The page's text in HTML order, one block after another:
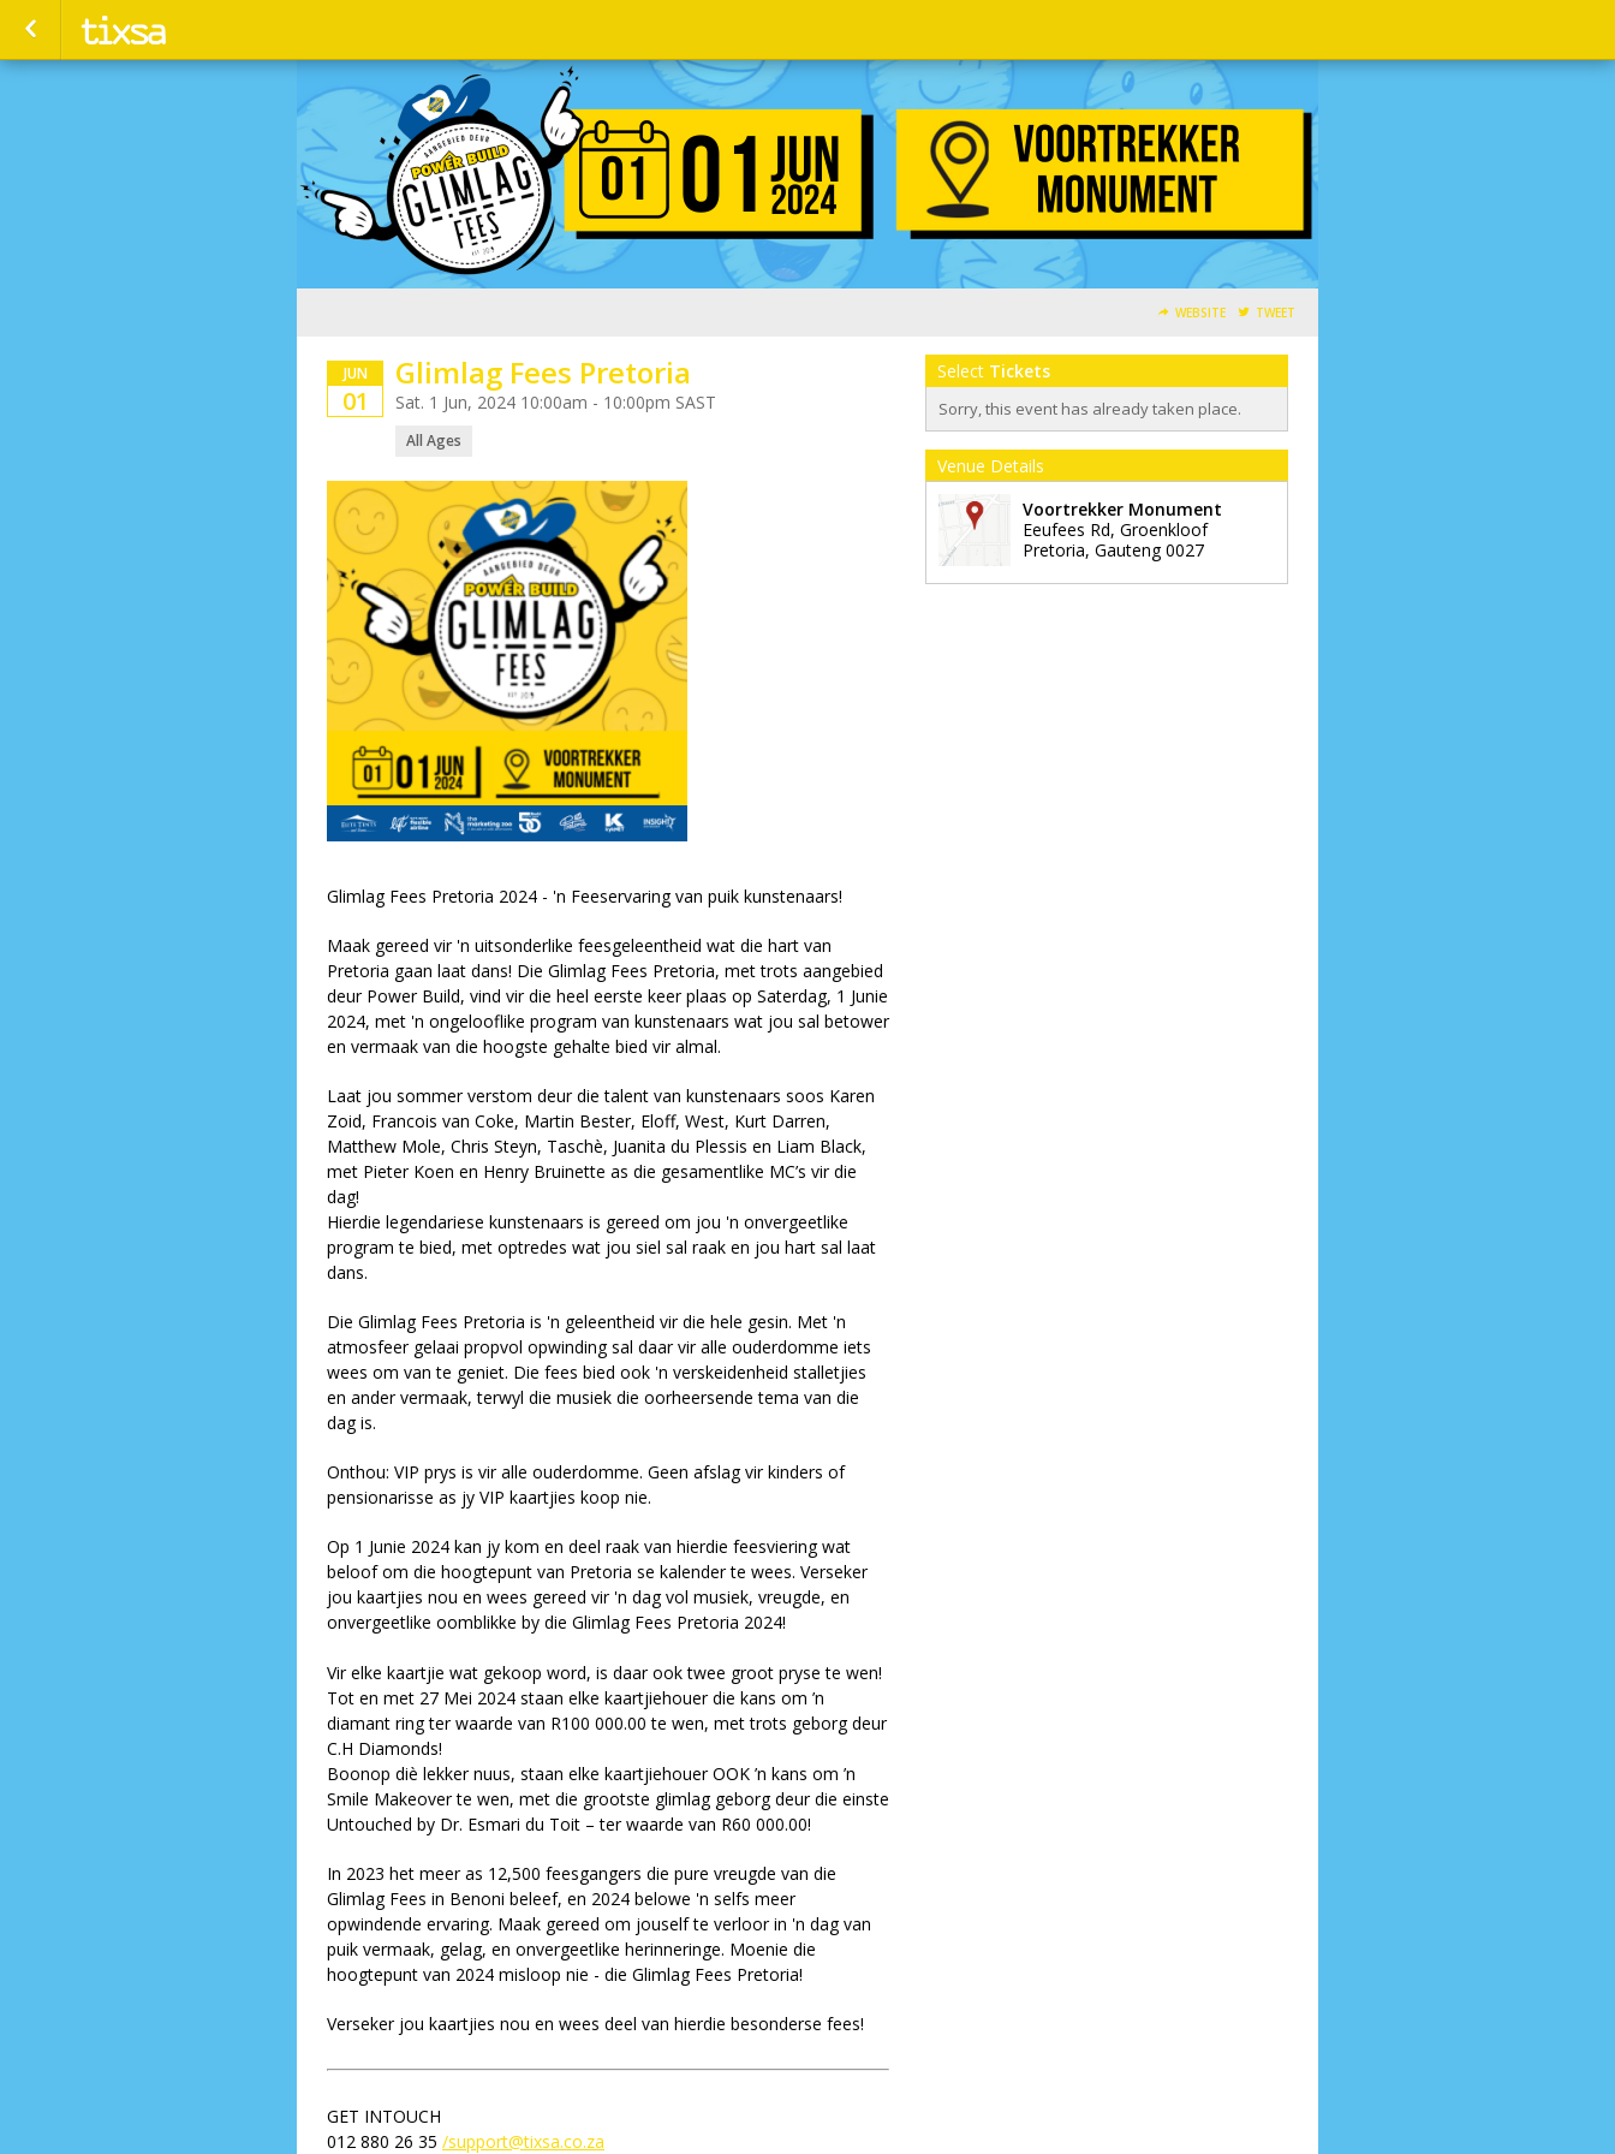
WEBSITE TWEET
JUN
01
Glimlag Fees Pretoria
Sat. 1 Jun, 2024 10:00am - 10:00pm SAST
All Ages
Glimlag Fees Pretoria 2024 - 'n Feeservaring van puik kunstenaars!
Maak gereed vir 'n uitsonderlike feesgeleentheid wat die hart van
Pretoria gaan laat dans! Die Glimlag Fees Pretoria, met trots aangebied
deur Power Build, vind vir die heel eerste keer plaas op Saterdag, 1 Junie
2024, met 'n ongelooflike program van kunstenaars wat jou sal betower
en vermaak van die hoogste gehalte bied vir almal.
Laat jou sommer verstom deur die talent van kunstenaars soos Karen
Zoid, Francois van Coke, Martin Bester, Eloff, West, Kurt Darren,
Matthew Mole, Chris Steyn, Taschè, Juanita du Plessis en Liam Black,
met Pieter Koen en Henry Bruinette as die gesamentlike MC’s vir die
dag!
Hierdie legendariese kunstenaars is gereed om jou 'n onvergeetlike
program te bied, met optredes wat jou siel sal raak en jou hart sal laat
dans.
Die Glimlag Fees Pretoria is 'n geleentheid vir die hele gesin. Met 'n
atmosfeer gelaai propvol opwinding sal daar vir alle ouderdomme iets
wees om van te geniet. Die fees bied ook 'n verskeidenheid stalletjies
en ander vermaak, terwyl die musiek die oorheersende tema van die
dag is.
Onthou: VIP prys is vir alle ouderdomme. Geen afslag vir kinders of
pensionarisse as jy VIP kaartjies koop nie.
Op 1 Junie 2024 kan jy kom en deel raak van hierdie feesviering wat
beloof om die hoogtepunt van Pretoria se kalender te wees. Verseker
jou kaartjies nou en wees gereed vir 'n dag vol musiek, vreugde, en
onvergeetlike oomblikke by die Glimlag Fees Pretoria 2024!
Vir elke kaartjie wat gekoop word, is daar ook twee groot pryse te wen!
Tot en met 27 Mei 2024 staan elke kaartjiehouer die kans om ’n
diamant ring ter waarde van R100 000.00 te wen, met trots geborg deur
C.H Diamonds!
Boonop diè lekker nuus, staan elke kaartjiehouer OOK ’n kans om ’n
Smile Makeover te wen, met die grootste glimlag geborg deur die einste
Untouched by Dr. Esmari du Toit – ter waarde van R60 000.00!
In 2023 het meer as 12,500 feesgangers die pure vreugde van die
Glimlag Fees in Benoni beleef, en 2024 belowe 'n selfs meer
opwindende ervaring. Maak gereed om jouself te verloor in 'n dag van
puik vermaak, gelag, en onvergeetlike herinneringe. Moenie die
hoogtepunt van 2024 misloop nie - die Glimlag Fees Pretoria!
Verseker jou kaartjies nou en wees deel van hierdie besonderse fees!
GET INTOUCH
012 880 26 35 /support@tixsa.co.za
Select Tickets
Sorry, this event has already taken place.
Venue Details
Voortrekker Monument
Eeufees Rd, Groenkloof
Pretoria, Gauteng 0027